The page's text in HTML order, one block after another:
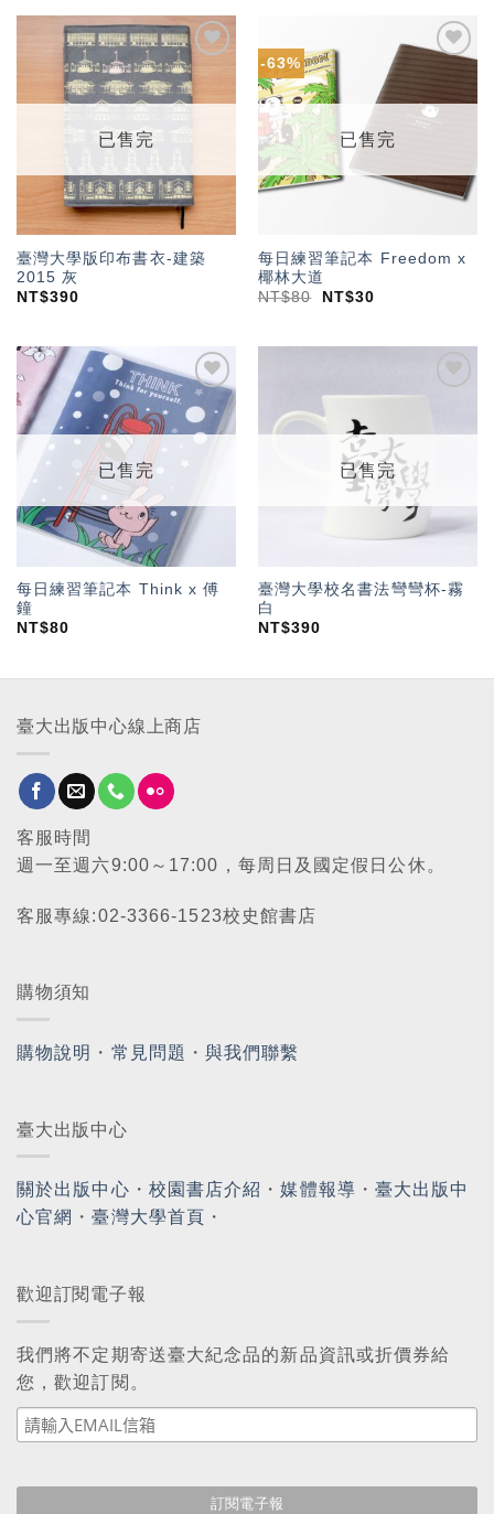
望輕
已售完
臺灣大學版印布書衣-建築
2015 灰
NT$390
-63%
望輕
已售完
每日練習筆記本 Freedom x
椰林大道
NT$80 NT$30
「願
望輕
已售完
每日練習筆記本 Think x 傅
鐘
NT$80
望輕
已售完
臺灣大學校名書法彎彎杯-霧
白
NT$390
臺大出版中心線上商店
客服時間
週一至週六9:00～17:00，每周日及國定假日公休。
客服專線:02-3366-1523校史館書店
購物須知
購物說明 ・ 常見問題 ・與我們聯繫
臺大出版中心
關於出版中心 ・ 校園書店介紹 ・媒體報導 ・ 臺大出版中
心官網 ・臺灣大學首頁 ・
歡迎訂閱電子報
我們將不定期寄送臺大紀念品的新品資訊或折價券給
您，歡迎訂閱。